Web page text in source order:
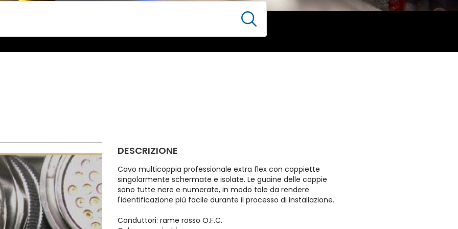
DESCRIZIONE
Cavo multicoppia professionale extra flex con coppiette
singolarmente schermate e isolate. Le guaine delle coppie
sono tutte nere e numerate, in modo tale da rendere
l'identificazione più facile durante il processo di installazione.
Conduttori: rame rosso O.F.C.